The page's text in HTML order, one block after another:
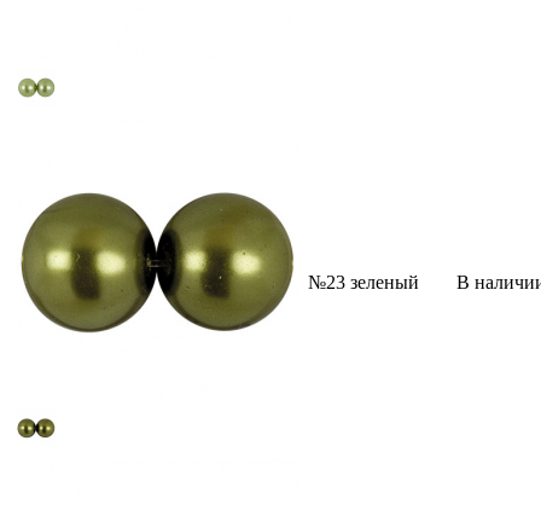
№23 зеленый В